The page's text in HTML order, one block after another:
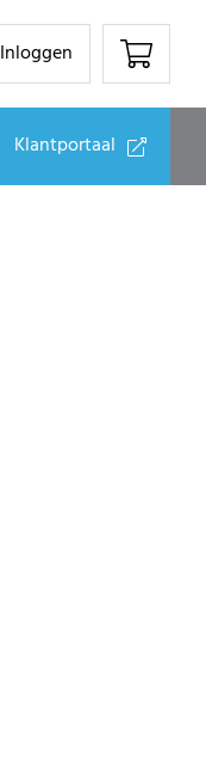
Inloggen
Klantportaal